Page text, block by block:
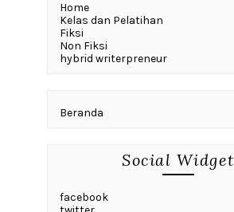
Home
Kelas dan Pelatihan
Fiksi
Non Fiksi
hybrid writerpreneur
Beranda
Social Widget
facebook